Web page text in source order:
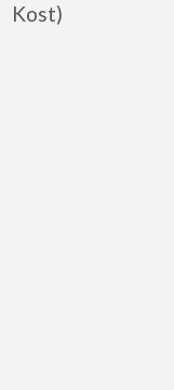
Kost)